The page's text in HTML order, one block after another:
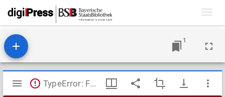
1
Mirador
TypeError: Failed to fetch